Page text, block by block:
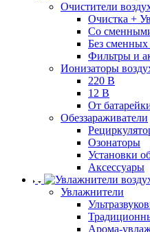
Очистители
Очистка +
Cо
Без сменных
Фильтры и
Ионизаторы
220 В
12 В
От
Обеззараживатели
Озонаторы
Установки
Аксессуары
Увлажнители
Арома-